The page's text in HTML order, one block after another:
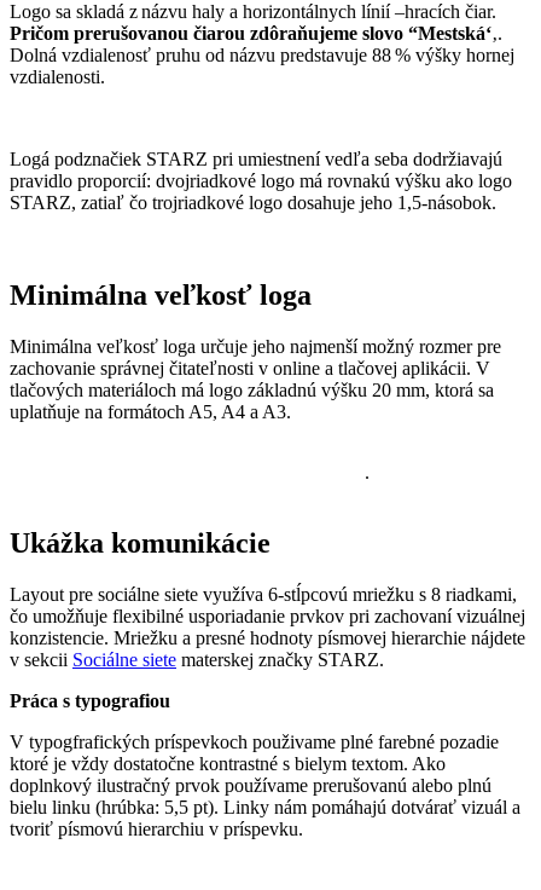
Logo sa skladá z názvu haly a horizontálnych línií –hracích čiar.
Pričom prerušovanou čiarou zdôraňujeme slovo “Mestská‘‚.
Dolná vzdialenosť pruhu od názvu predstavuje 88 % výšky hornej
vzdialenosti.
Logá podznačiek STARZ pri umiestnení vedľa seba dodržiavajú
pravidlo proporcií: dvojriadkové logo má rovnakú výšku ako logo
STARZ, zatiaľ čo trojriadkové logo dosahuje jeho 1,5-násobok.
Minimálna veľkosť loga
Minimálna veľkosť loga určuje jeho najmenší možný rozmer pre
zachovanie správnej čitateľnosti v online a tlačovej aplikácii. V
tlačových materiáloch má logo základnú výšku 20 mm, ktorá sa
uplatňuje na formátoch A5, A4 a A3.
.
Ukážka komunikácie
Layout pre sociálne siete využíva 6-stĺpcovú mriežku s 8 riadkami,
čo umožňuje flexibilné usporiadanie prvkov pri zachovaní vizuálnej
konzistencie. Mriežku a presné hodnoty písmovej hierarchie nájdete
v sekcii Sociálne siete materskej značky STARZ.
Práca s typografiou
V typogfrafických príspevkoch použivame plné farebné pozadie
ktoré je vždy dostatočne kontrastné s bielym textom. Ako
doplnkový ilustračný prvok používame prerušovanú alebo plnú
bielu linku (hrúbka: 5,5 pt). Linky nám pomáhajú dotvárať vizuál a
tvoriť písmovú hierarchiu v príspevku.